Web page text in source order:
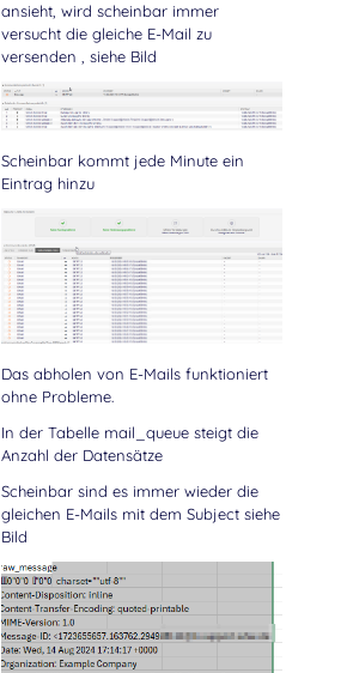
ansieht, wird scheinbar immer
versucht die gleiche E-Mail zu
versenden , siehe Bild
Scheinbar kommt jede Minute ein
Eintrag hinzu
Das abholen von E-Mails funktioniert
ohne Probleme.
In der Tabelle mail_queue steigt die
Anzahl der Datensätze
Scheinbar sind es immer wieder die
gleichen E-Mails mit dem Subject siehe
Bild